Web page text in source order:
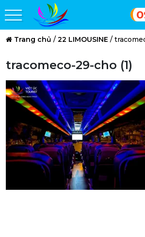
Trang chủ / 22 LIMOUSINE /
tracomeco-29-cho (1)